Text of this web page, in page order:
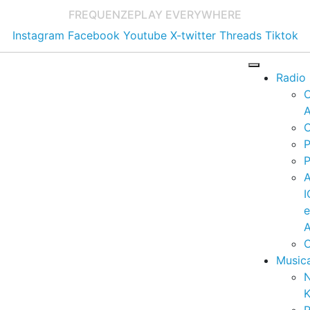
FREQUENZEPLAY EVERYWHERE
Instagram Facebook Youtube X-twitter Threads Tiktok
Radio
e